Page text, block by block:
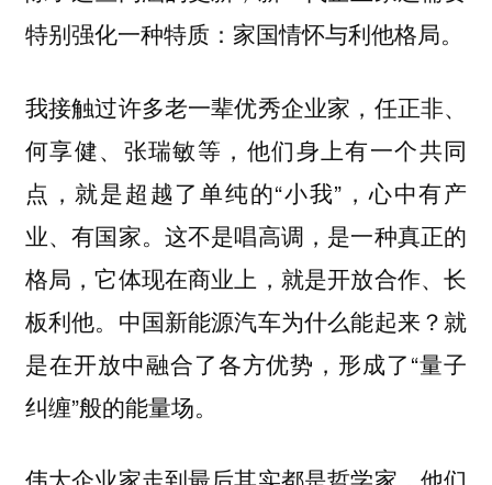
特别强化一种特质：家国情怀与利他格局。
我接触过许多老一辈优秀企业家，任正非、
何享健、张瑞敏等，他们身上有一个共同
点，就是超越了单纯的“小我”，心中有产
业、有国家。这不是唱高调，是一种真正的
格局，它体现在商业上，就是开放合作、长
板利他。中国新能源汽车为什么能起来？就
是在开放中融合了各方优势，形成了“量子
纠缠”般的能量场。